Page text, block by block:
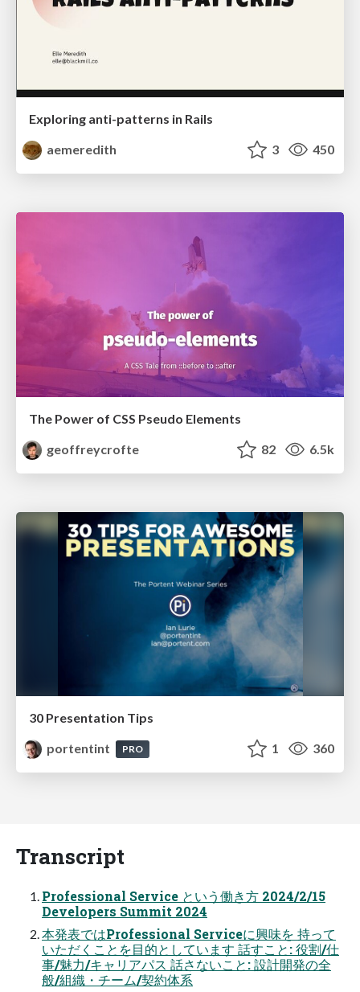
Exploring anti-patterns in Rails
aemeredith
3 450
The Power of CSS Pseudo Elements
geoffreycrofte
82 6.5k
30 Presentation Tips
portentint
PRO 1 360
Transcript
Professional Service という働き方 2024/2/15
Developers Summit 2024
本発表ではProfessional Serviceに興味を 持って
いただくことを目的としています 話すこと: 役割/仕
事/魅力/キャリアパス 話さないこと: 設計開発の全
般/組織・チーム/契約体系